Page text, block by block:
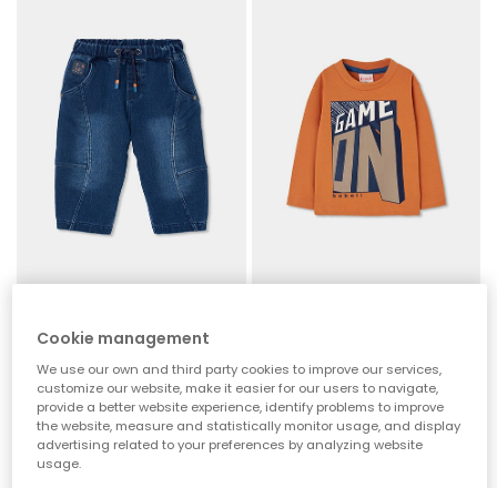
Cookie management
We use our own and third party cookies to improve our services,
customize our website, make it easier for our users to navigate,
provide a better website experience, identify problems to improve
the website, measure and statistically monitor usage, and display
advertising related to your preferences by analyzing website
usage.